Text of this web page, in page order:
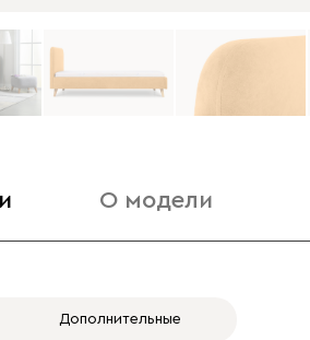
О модели
Дополнительные